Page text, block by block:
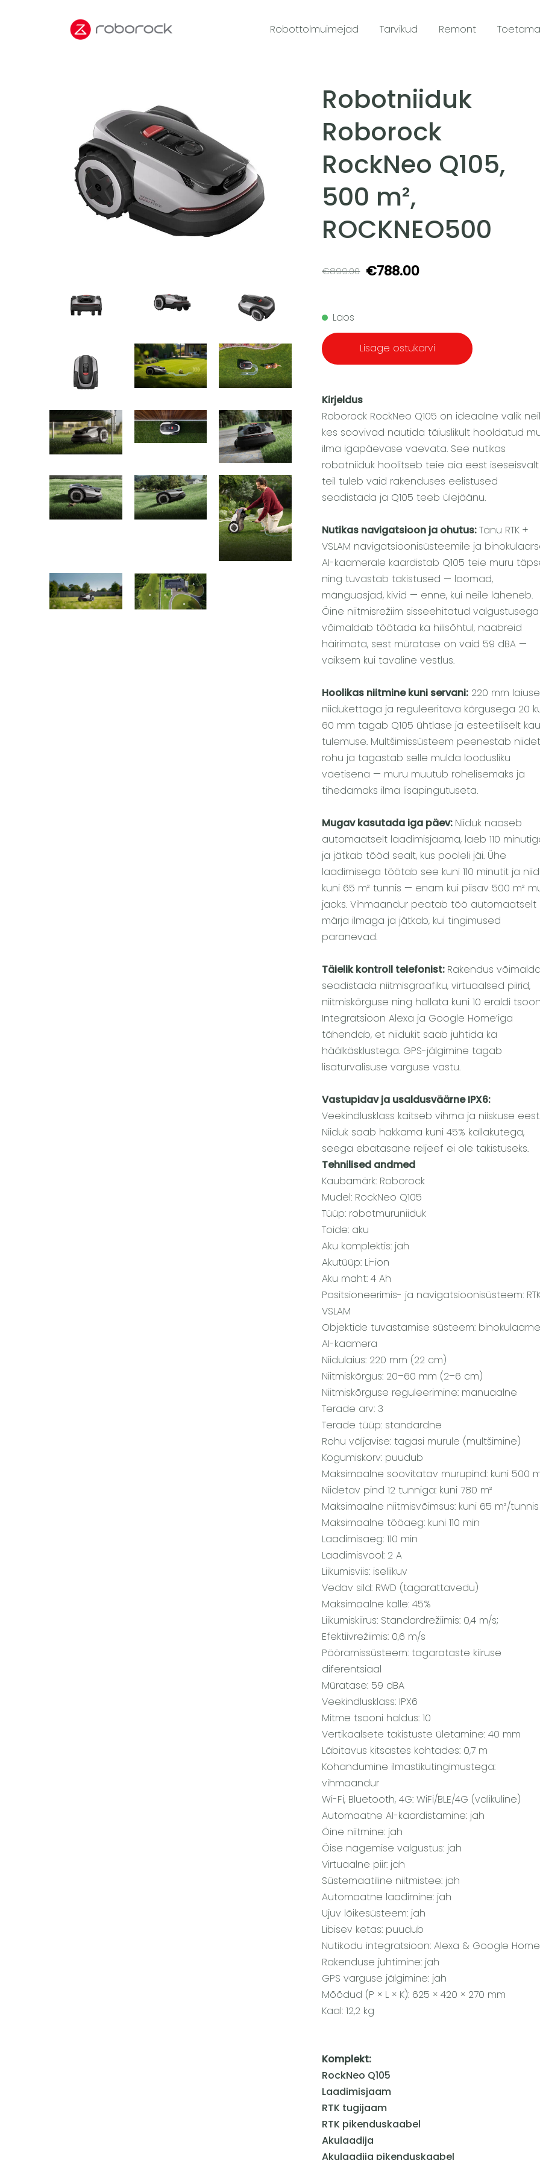
Robottolmuimejad Tarvikud Remont Toetama
Robotniiduk
Roborock
RockNeo Q105,
500 m²,
ROCKNEO500
€899.00 €788.00
Laos
Lisage ostukorvi
Kirjeldus
Roborock RockNeo Q105 on ideaalne valik
kes soovivad nautida täiuslikult hooldatud
ilma igapäevase vaevata. See nutikas
robotniiduk hoolitseb teie aia eest
teil tuleb vaid rakenduses eelistused
seadistada ja Q105 teeb ülejäänu.
Nutikas navigatsioon ja ohutus:Tänu RTK +
VSLAM navigatsioonisüsteemile ja
AI-kaamerale kaardistab Q105 teie muru
ning tuvastab takistused — loomad,
mänguasjad, kivid — enne, kui neile läheneb.
Öine niitmisrežiim sisseehitatud valgustusega
võimaldab töötada ka hilisõhtul, naabreid
häirimata, sest müratase on vaid 59 dBA —
vaiksem kui tavaline vestlus.
Hoolikas niitmine kuni servani: 220 mm laiuse
niidukettaga ja reguleeritava kõrgusega 20
60 mm tagab Q105 ühtlase ja esteetiliselt
tulemuse. Multšimissüsteem peenestab
rohu ja tagastab selle mulda loodusliku
väetisena — muru muutub rohelisemaks ja
tihedamaks ilma lisapingutuseta.
Mugav kasutada iga päev: Niiduk naaseb
automaatselt laadimisjaama, laeb 110
ja jätkab tööd sealt, kus pooleli jäi. Ühe
laadimisega töötab see kuni 110 minutit ja
kuni 65 m² tunnis — enam kui piisav 500 m²
jaoks. Vihmaandur peatab töö automaatselt
märja ilmaga ja jätkab, kui tingimused
paranevad.
Täielik kontroll telefonist: Rakendus
seadistada niitmisgraafiku, virtuaalsed piirid,
niitmiskõrguse ning hallata kuni 10 eraldi
Integratsioon Alexa ja Google Home’iga
tähendab, et niidukit saab juhtida ka
häälkäsklustega. GPS-jälgimine tagab
lisaturvalisuse varguse vastu.
Vastupidav ja usaldusväärne IPX6:
Veekindlusklass kaitseb vihma ja niiskuse eest.
Niiduk saab hakkama kuni 45% kallakutega,
seega ebatasane reljeef ei ole takistuseks.
Tehnilised andmed
Kaubamärk: Roborock
Mudel: RockNeo Q105
Tüüp: robotmuruniiduk
Toide: aku
Aku komplektis: jah
Akutüüp: Li-ion
Aku maht: 4 Ah
Positsioneerimis- ja navigatsioonisüsteem:
VSLAM
Objektide tuvastamise süsteem: binokulaarne
AI-kaamera
Niidulaius: 220 mm (22 cm)
Niitmiskõrgus: 20–60 mm (2–6 cm)
Niitmiskõrguse reguleerimine: manuaalne
Terade arv: 3
Terade tüüp: standardne
Rohu väljavise: tagasi murule (multšimine)
Kogumiskorv: puudub
Maksimaalne soovitatav murupind: kuni 500
Niidetav pind 12 tunniga: kuni 780 m²
Maksimaalne niitmisvõimsus: kuni 65 m²/tunnis
Maksimaalne tööaeg: kuni 110 min
Laadimisaeg: 110 min
Laadimisvool: 2 A
Liikumisviis: iseliikuv
Vedav sild: RWD (tagarattavedu)
Maksimaalne kalle: 45%
Liikumiskiirus: Standardrežiimis: 0,4 m/s;
Efektiivrežiimis: 0,6 m/s
Pööramissüsteem: tagarataste kiiruse
diferentsiaal
Müratase: 59 dBA
Veekindlusklass: IPX6
Mitme tsooni haldus: 10
Vertikaalsete takistuste ületamine: 40 mm
Läbitavus kitsastes kohtades: 0,7 m
Kohandumine ilmastikutingimustega:
vihmaandur
Wi-Fi, Bluetooth, 4G: WiFi/BLE/4G (valikuline)
Automaatne AI-kaardistamine: jah
Öine niitmine: jah
Öise nägemise valgustus: jah
Virtuaalne piir: jah
Süstemaatiline niitmistee: jah
Automaatne laadimine: jah
Ujuv lõikesüsteem: jah
Libisev ketas: puudub
Nutikodu integratsioon: Alexa & Google Home
Rakenduse juhtimine: jah
GPS varguse jälgimine: jah
Mõõdud (P × L × K): 625 × 420 × 270 mm
Kaal: 12,2 kg
Komplekt:
RockNeo Q105
Laadimisjaam
RTK tugijaam
RTK pikenduskaabel
Akulaadija
Akulaadija pikenduskaabel